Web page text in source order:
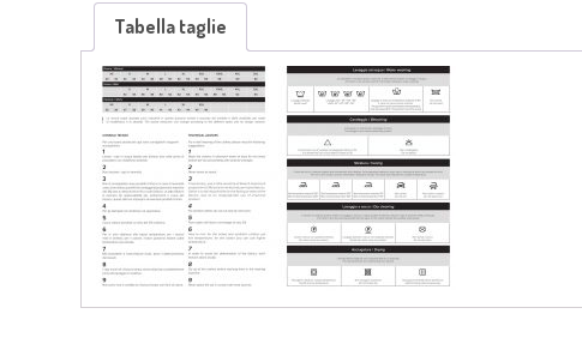
Tabella taglie